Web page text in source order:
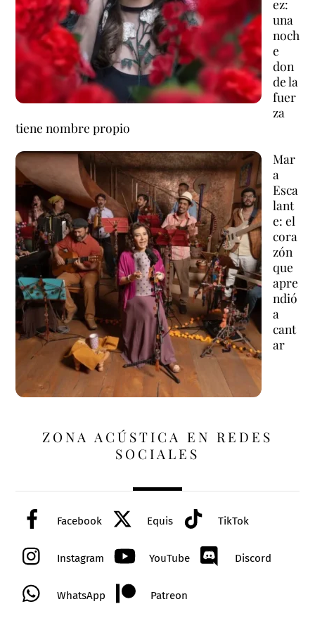
ez:
una
noch
e
don
de la
fuer
za
tiene nombre propio
Mar
a
Esca
lant
e: el
cora
zón
que
apre
ndió
a
cant
ar
ZONA ACÚSTICA EN REDES
SOCIALES
Facebook Equis TikTok
Instagram YouTube Discord
WhatsApp Patreon